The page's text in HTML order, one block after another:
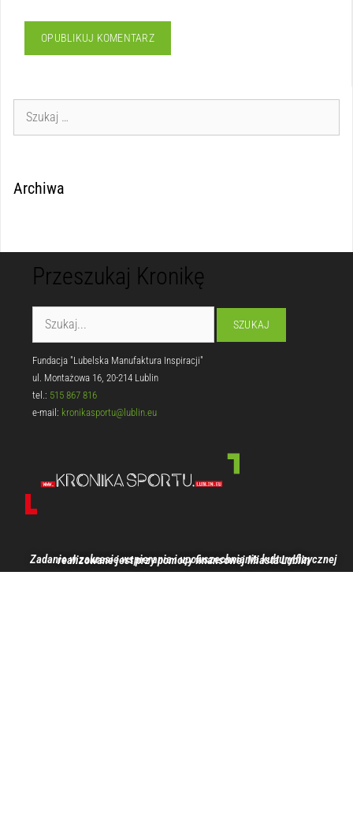
Archiwa
Przeszukaj Kronikę
Fundacja "Lubelska Manufaktura Inspiracji"
ul. Montażowa 16, 20-214 Lublin
tel.: 515 867 816
e-mail: kronikasportu@lublin.eu
Zadanie w zakresie wspierania i upowszechniania kultury fizycznej realizowane jest przy pomocy finansowej Miasta Lublin